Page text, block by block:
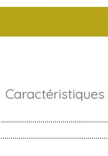
Caractéristiques